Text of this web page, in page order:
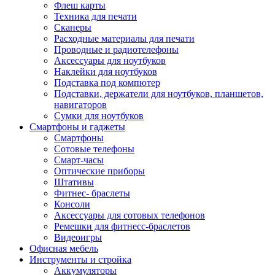
Флеш карты
Техника для печати
Сканеры
Расходные материалы для печати
Проводные и радиотелефоны
Аксессуары для ноутбуков
Наклейки для ноутбуков
Подставка под компютер
Подставки, держатели для ноутбуков, планшетов,
навигаторов
Сумки для ноутбуков
Смартфоны и гаджеты
Смартфоны
Сотовые телефоны
Смарт-часы
Оптические приборы
Штативы
Фитнес- браслеты
Консоли
Аксессуары для сотовых телефонов
Ремешки для фитнесс-браслетов
Видеоигры
Офисная мебель
Инструменты и стройка
Аккумуляторы